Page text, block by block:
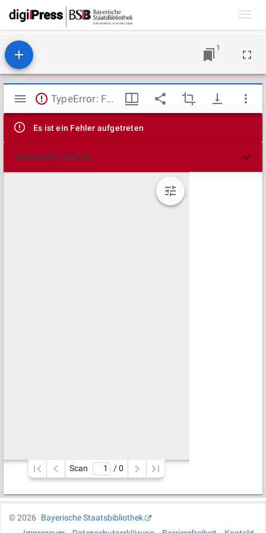
1
Mirador
Viewer
TypeError: Failed to fetch
Es ist ein Fehler aufgetreten
Technische Details
Scan / 0
©2026
Bayerische Staatsbibliothek